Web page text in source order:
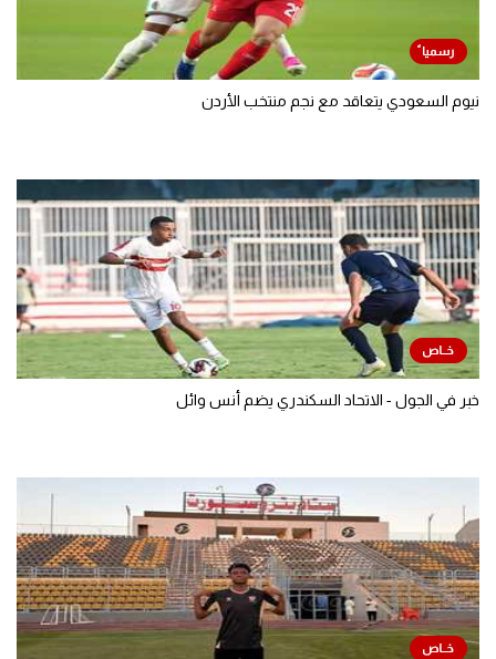
نيوم السعودي يتعاقد مع نجم منتخب الأردن
خبر في الجول - الاتحاد السكندري يضم أنس وائل